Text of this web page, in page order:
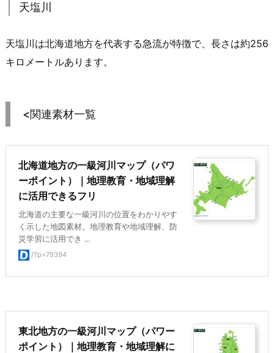
天塩川
天塩川は北海道地方を代表する急流が特徴で、長さは約256
キロメートルあります。
<関連素材一覧
北海道地方の一級河川マップ（パワ
ーポイント）｜地理教育・地域理解
に活用できるフリ
北海道の主要な一級河川の位置をわかりやす
く示した地図素材。地理教育や地域理解、防
災学習に活用でき ...
/?p=79394
東北地方の一級河川マップ（パワー
ポイント）｜地理教育・地域理解に